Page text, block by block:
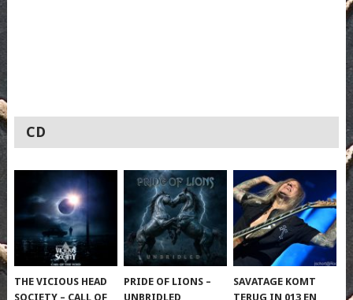
CD
THE VICIOUS HEAD
SOCIETY – CALL OF
PRIDE OF LIONS –
UNBRIDLED
SAVATAGE KOMT
TERUG IN 013 EN